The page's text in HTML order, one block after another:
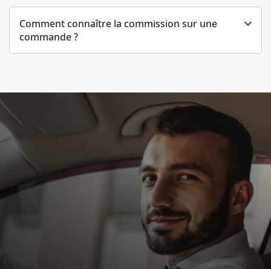
Comment connaître la commission sur une
commande ?